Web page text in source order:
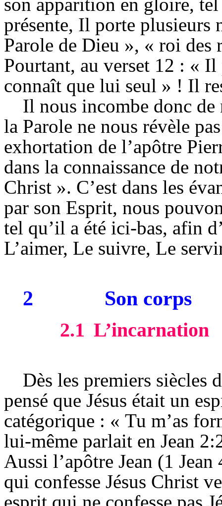
présente, Il porte plusieurs
Parole de Dieu », « roi des
Pourtant, au verset 12 : «
connaît que lui seul » ! Il
Il nous incombe donc de
la Parole ne nous révèle
exhortation de l’apôtre
dans la connaissance de
Christ ». C’est dans les
par son Esprit, nous
tel qu’il a été ici-bas, afin
L’aimer, Le suivre, Le
2 Son corps
2.1 L’incarnation
Dès les premiers siècles
pensé que Jésus était un
catégorique : « Tu m’as
lui-même parlait en Jean
Aussi l’apôtre Jean (1
qui confesse Jésus Christ